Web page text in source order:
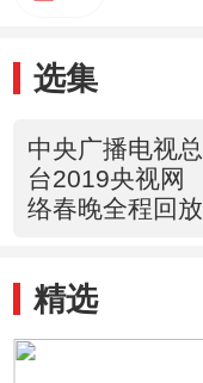
选集
中央广播电视总
台2019央视网
络春晚全程回放
精选